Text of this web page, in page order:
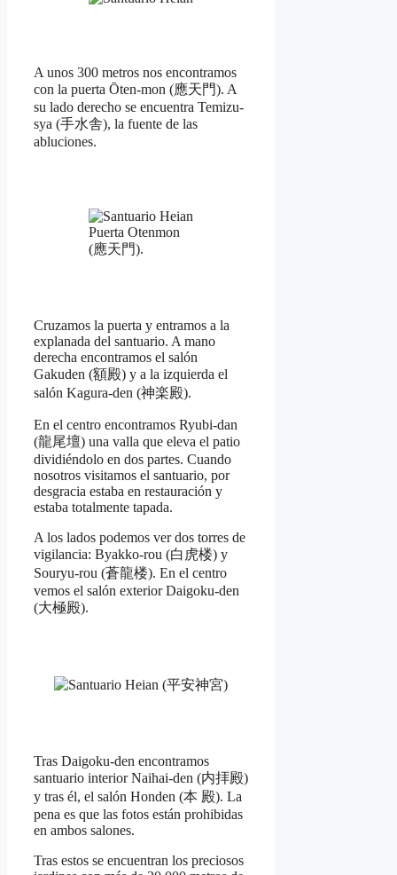
A unos 300 metros nos encontramos
con la puerta Ōten-mon (應天門). A
su lado derecho se encuentra Temizu-
sya (手水舎), la fuente de las
abluciones.
Puerta Otenmon
(應天門).
Cruzamos la puerta y entramos a la
explanada del santuario. A mano
derecha encontramos el salón
Gakuden (額殿) y a la izquierda el
salón Kagura-den (神楽殿).
En el centro encontramos Ryubi-dan
(龍尾壇) una valla que eleva el patio
dividiéndolo en dos partes. Cuando
nosotros visitamos el santuario, por
desgracia estaba en restauración y
estaba totalmente tapada.
A los lados podemos ver dos torres de
vigilancia: Byakko-rou (白虎楼) y
Souryu-rou (蒼龍楼). En el centro
vemos el salón exterior Daigoku-den
(大極殿).
Tras Daigoku-den encontramos
santuario interior Naihai-den (内拝殿)
y tras él, el salón Honden (本 殿). La
pena es que las fotos están prohibidas
en ambos salones.
Tras estos se encuentran los preciosos